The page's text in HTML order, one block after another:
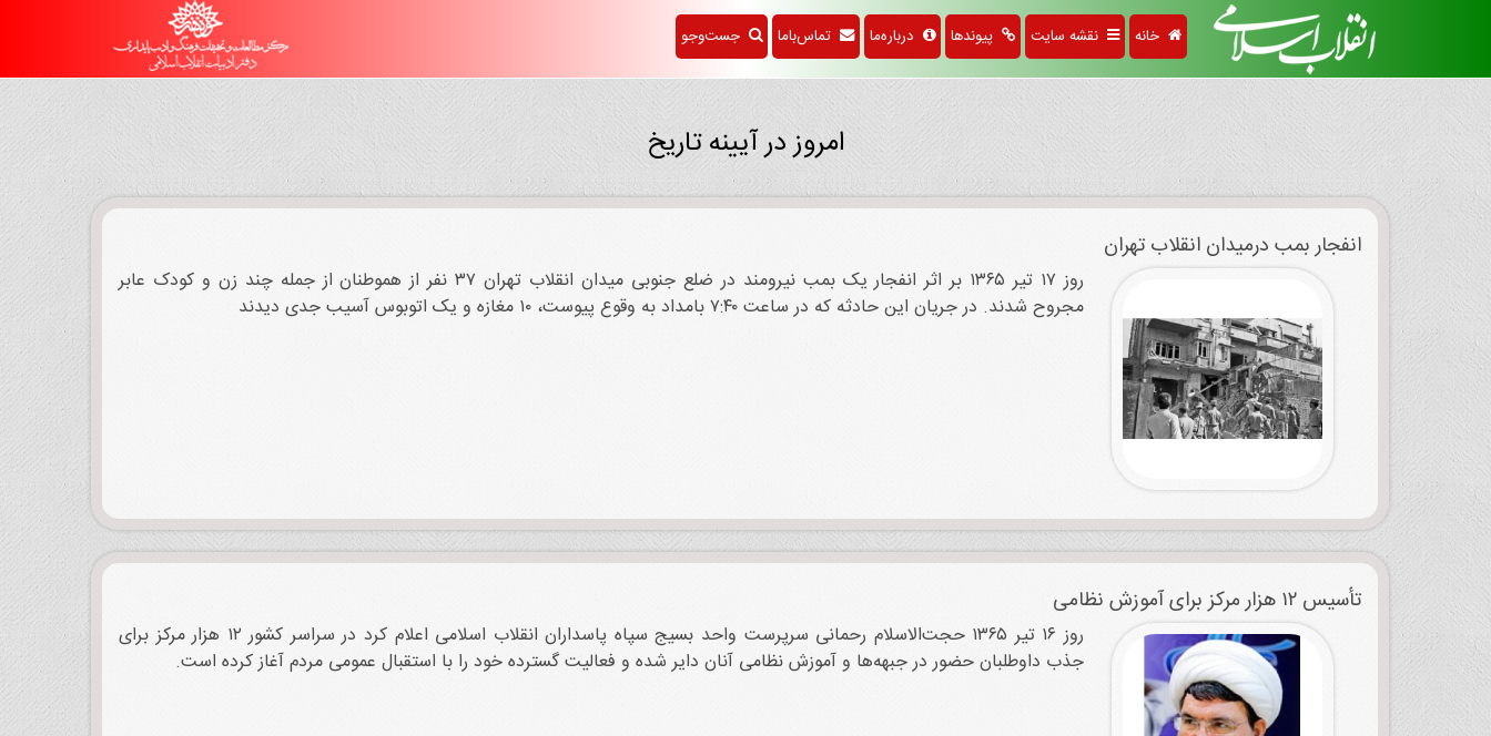
خانه نقشه سایت پیوندها درباره‌ما تماس‌باما جست‌وجو
امروز در آیینه تاریخ
انفجار بمب درمیدان انقلاب تهران
روز ۱۷ تیر ۱۳۶۵ بر اثر انفجار یک بمب نیرومند در ضلع جنوبی میدان انقلاب تهران ۳۷ نفر از هموطنان از جمله چند زن و کودک عابر
مجروح شدند. در جریان این حادثه که در ساعت ۷:۴۰ بامداد به وقوع پیوست، ۱۰ مغازه و یک اتوبوس آسیب جدی دیدند
تأسیس ۱۲ هزار مرکز برای آموزش نظامی
روز ۱۶ تیر ۱۳۶۵ حجت‌الاسلام رحمانی سرپرست واحد بسیج سپاه پاسداران انقلاب اسلامی اعلام کرد در سراسر کشور ۱۲ هزار مرکز برای
جذب داوطلبان حضور در جبهه‌ها و آموزش نظامی آنان دایر شده و فعالیت گسترده خود را با استقبال عمومی مردم آغاز کرده است.